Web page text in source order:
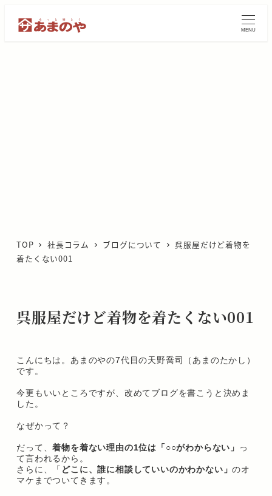
MENU
TOP 社長コラム ブログについて
呉服屋だけど着物を
着たくない001
呉服屋だけど着物を着たくない001
こんにちは。あまのやの7代目の天野喬司（あまのたかし）
です。
今更もいいところですが、改めてブログを書こうと決めま
した。
なぜかって？
だって、着物を着ない理由の1位は「○○がわからない」
っ
て言われるから。
さらに、「 どこに、誰に相談していいのかわかない」のオ
マケまでついてきます。